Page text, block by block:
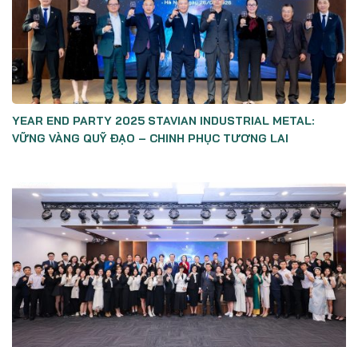
YEAR END PARTY 2025 STAVIAN INDUSTRIAL METAL:
VỮNG VÀNG QUỸ ĐẠO – CHINH PHỤC TƯƠNG LAI